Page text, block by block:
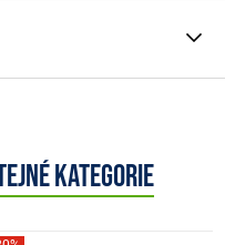
kategorie